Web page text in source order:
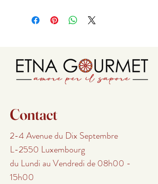
Contact
2-4 Avenue du Dix Septembre
L-2550 Luxembourg
du Lundi au Vendredi de 08h00 -
15h00